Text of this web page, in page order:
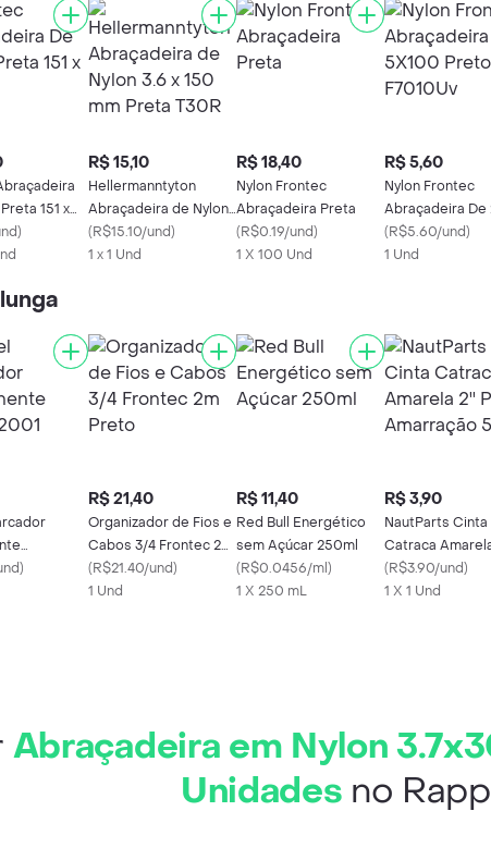
151 x
)
R$ 15,10
Hellermanntyton
Abraçadeira de Nylon
3.6 x 150 mm Preta
T30R
(R$15.10/und)
1 x 1 Und
R$ 18,40
Nylon Frontec
Abraçadeira Preta
(R$0.19/und)
1 X 100 Und
R$ 5,60
Nylon Frontec
Abraçadeira De
5X100 Preto
(R$5.60/und)
1 Und
)
R$ 21,40
Organizador de Fios e
Cabos 3/4 Frontec 2m
Preto
(R$21.40/und)
1 Und
R$ 11,40
Red Bull Energético
sem Açúcar 250ml
(R$0.0456/ml)
1 X 250 mL
R$ 3,90
NautParts Cinta
Catraca
Para Amarração
(R$3.90/und)
1 X 1 Und
Abraçadeira em Nylon
Unidades no